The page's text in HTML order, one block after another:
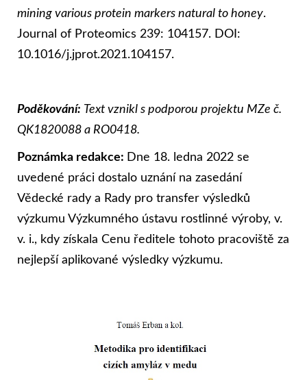
mining various protein markers natural to honey.
Journal of Proteomics 239: 104157. DOI:
10.1016/j.jprot.2021.104157.
Poděkování: Text vznikl s podporou projektu MZe č.
QK1820088 a RO0418.
Poznámka redakce: Dne 18. ledna 2022 se
uvedené práci dostalo uznání na zasedání
Vědecké rady a Rady pro transfer výsledků
výzkumu Výzkumného ústavu rostlinné výroby, v.
v. i., kdy získala Cenu ředitele tohoto pracoviště za
nejlepší aplikované výsledky výzkumu.